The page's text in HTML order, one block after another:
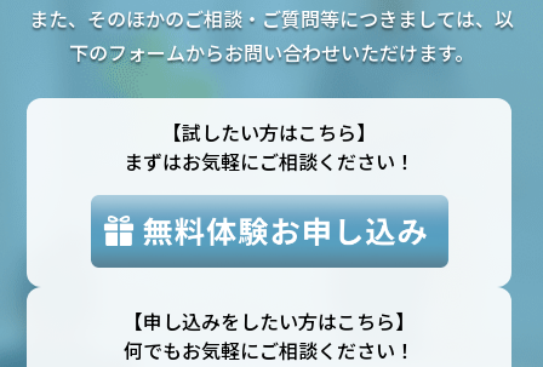
また、そのほかのご相談・ご質問等につきましては、以
下のフォームからお問い合わせいただけます。
【試したい方はこちら】
まずはお気軽にご相談ください！
【申し込みをしたい方はこちら】
何でもお気軽にご相談ください！